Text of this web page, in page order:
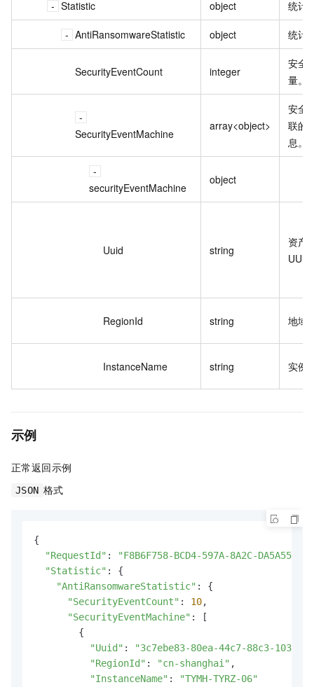
Statistic object 统计
AntiRansomwareStatistic object 统计
SecurityEventCount integer
安全
量。
SecurityEventMachine
array<object>
安全
联的
息。
securityEventMachine
object
Uuid string
资产
RegionId string 地域
InstanceName string 实例
示例
正常返回示例
JSON 格式
{
"RequestId" :
"F8B6F758-BCD4-597A-8A2C-
"Statistic" : {
"AntiRansomwareStatistic" : {
"SecurityEventCount" : 10,
"SecurityEventMachine" : [
        {
"Uuid" :
"3c7ebe83-80ea-44c7-88c3-
"RegionId" : "cn-shanghai" ,
"InstanceName" :
"TYMH-TYRZ-06"